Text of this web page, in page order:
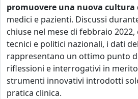
promuovere una nuova cultura
medici e pazienti. Discussi
chiuse nel mese di febbraio
tecnici e politici nazionali, i dati
rappresentano un ottimo punto
riflessioni e interrogativi in
strumenti innovativi introdotti
pratica clinica.